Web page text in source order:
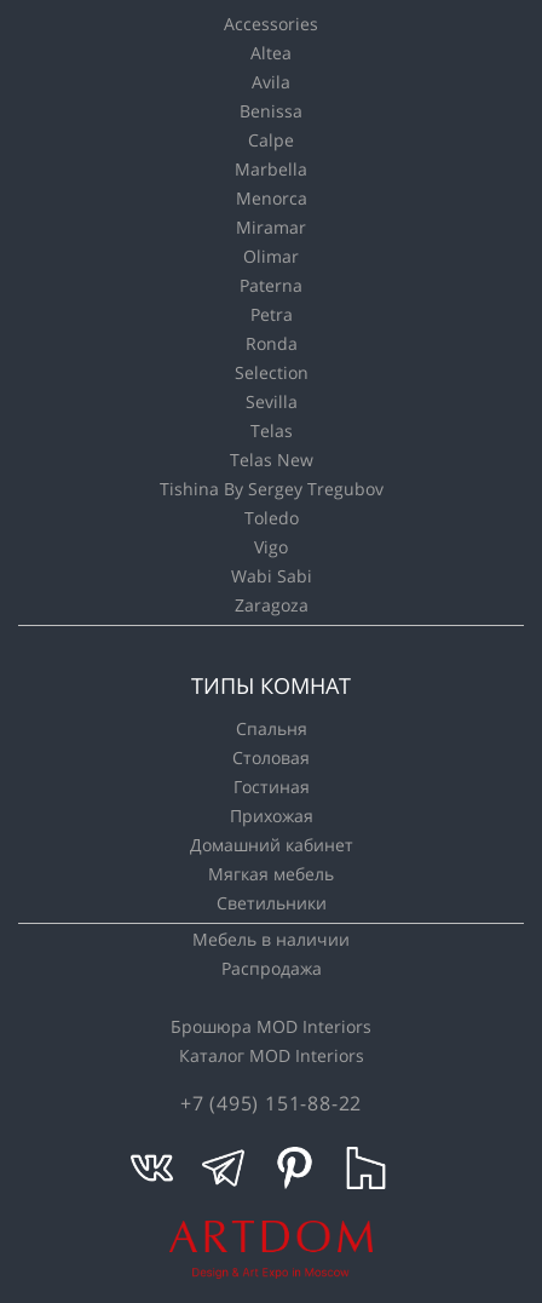
Accessories
Altea
Avila
Benissa
Calpe
Marbella
Menorca
Miramar
Olimar
Paterna
Petra
Ronda
Selection
Sevilla
Telas
Telas New
Tishina By Sergey Tregubov
Toledo
Vigo
Wabi Sabi
Zaragoza
ТИПЫ КОМНАТ
Спальня
Столовая
Гостиная
Прихожая
Домашний кабинет
Мягкая мебель
Светильники
Мебель в наличии
Распродажа
Брошюра MOD Interiors
Каталог MOD Interiors
+7 (495) 151-88-22